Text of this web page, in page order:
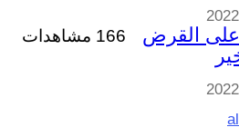
166 مشاهدات
على القرض